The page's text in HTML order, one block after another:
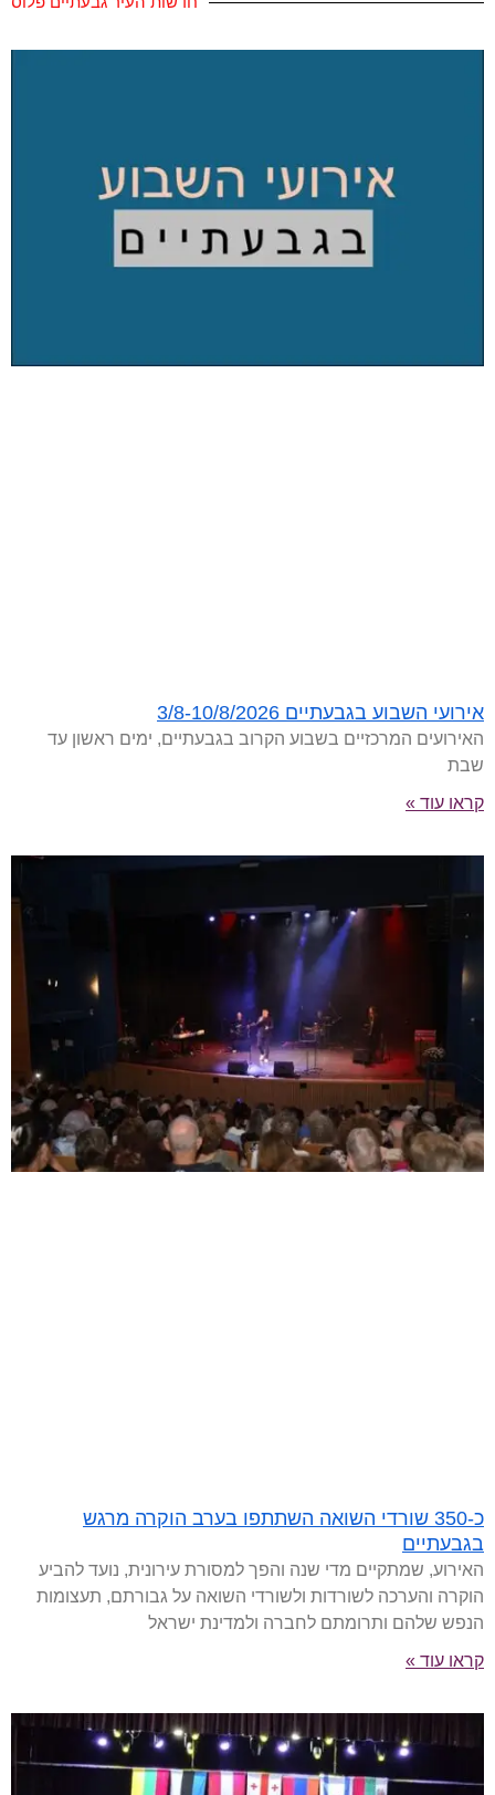
אירועי השבוע בגבעתיים 3/8-10/8/2026
האירועים המרכזיים בשבוע הקרוב בגבעתיים, ימים ראשון עד
שבת
קראו עוד »
כ-350 שורדי השואה השתתפו בערב הוקרה מרגש
בגבעתיים
האירוע, שמתקיים מדי שנה והפך למסורת עירונית, נועד להביע
הוקרה והערכה לשורדות ולשורדי השואה על גבורתם, תעצומות
הנפש שלהם ותרומתם לחברה ולמדינת ישראל
קראו עוד »